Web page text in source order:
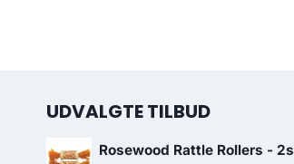
UDVALGTE TILBUD
Rosewood Rattle Rollers -